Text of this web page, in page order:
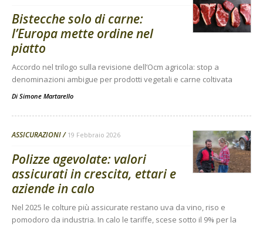
Bistecche solo di carne:
l’Europa mette ordine nel
piatto
Accordo nel trilogo sulla revisione dell’Ocm agricola: stop a
denominazioni ambigue per prodotti vegetali e carne coltivata
Di Simone Martarello
ASSICURAZIONI 19 Febbraio 2026
Polizze agevolate: valori
assicurati in crescita, ettari e
aziende in calo
Nel 2025 le colture più assicurate restano uva da vino, riso e
pomodoro da industria. In calo le tariffe, scese sotto il 9% per la